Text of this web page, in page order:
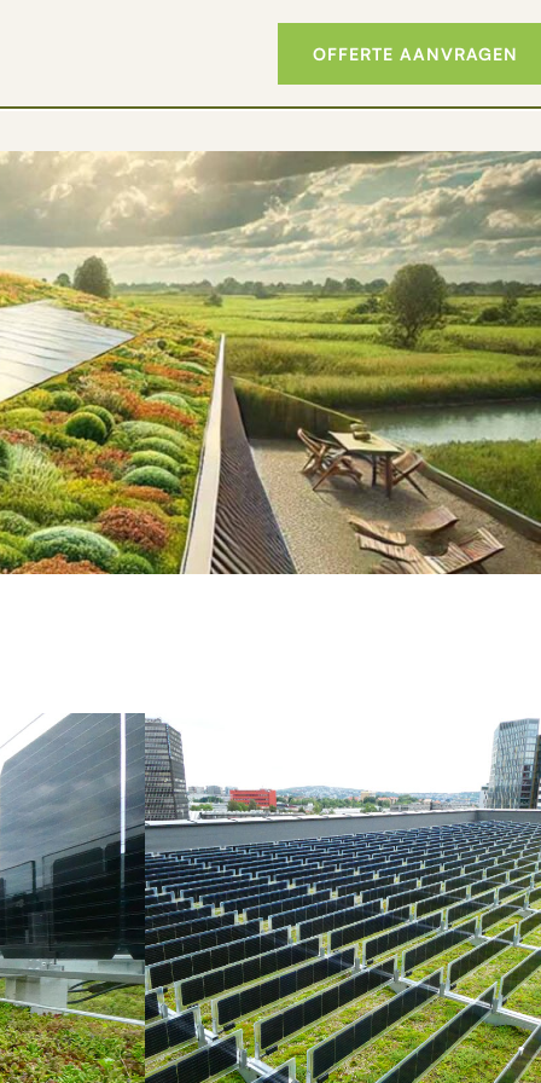
OFFERTE AANVRAGEN